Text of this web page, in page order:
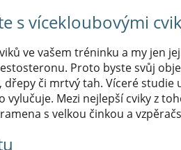
s vícekloubovými
ve vašem tréninku a my jen
Proto byste svůj
či mrtvý tah. Víceré studie
Mezi nejlepší cviky z
s velkou činkou a